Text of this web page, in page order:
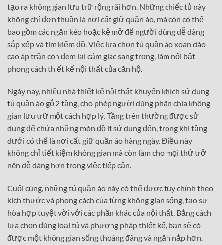
tạo ra không gian lưu trữ rộng rãi hơn. Những chiếc tủ này
không chỉ đơn thuần là nơi cất giữ quần áo, mà còn có thể
bao gồm các ngăn kéo hoặc kệ mở để người dùng dễ dàng
sắp xếp và tìm kiếm đồ. Việc lựa chọn tủ quần áo xoan dào
cao áp trần còn đem lại cảm giác sang trọng, làm nổi bật
phong cách thiết kế nội thất của căn hộ.
Ngày nay, nhiều nhà thiết kế nội thất khuyến khích sử dụng
tủ quần áo gỗ 2 tầng, cho phép người dùng phân chia không
gian lưu trữ một cách hợp lý. Tầng trên thường được sử
dụng để chứa những món đồ ít sử dụng đến, trong khi tầng
dưới có thể là nơi cất giữ quần áo hàng ngày. Điều này
không chỉ tiết kiệm không gian mà còn làm cho mọi thứ trở
nên dễ dàng hơn trong việc tiếp cận.
Cuối cùng, những tủ quần áo này có thể được tùy chỉnh theo
kích thước và phong cách của từng không gian sống, tạo sự
hòa hợp tuyệt vời với các phần khác của nội thất. Bằng cách
lựa chọn đúng loại tủ và phương pháp thiết kế, bạn sẽ có
được một không gian sống thoáng đãng và ngăn nắp hơn.